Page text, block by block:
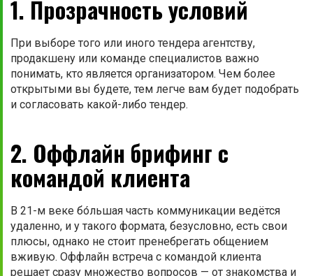
1. Прозрачность условий
При выборе того или иного тендера агентству,
продакшену или команде специалистов важно
понимать, кто является организатором. Чем более
открытыми вы будете, тем легче вам будет подобрать
и согласовать какой-либо тендер.
2. Оффлайн брифинг с
командой клиента
В 21-м веке бо́льшая часть коммуникации ведётся
удаленно, и у такого формата, безусловно, есть свои
плюсы, однако не стоит пренебрегать общением
вживую. Оффлайн встреча с командой клиента
решает сразу множество вопросов — от знакомства и